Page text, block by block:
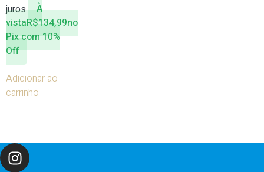
juros
À
vistaR$134,99no
Pix com 10%
Off
Adicionar ao
carrinho